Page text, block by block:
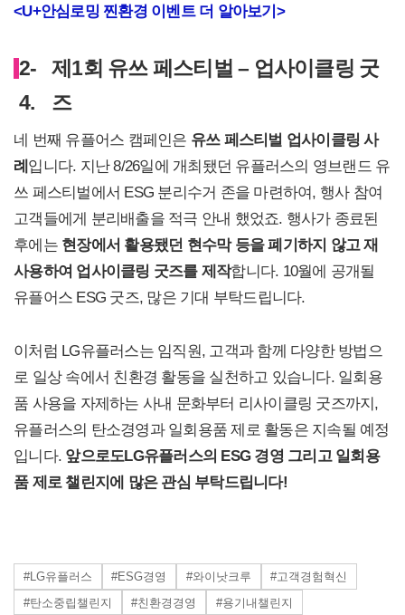
<U+안심로밍 찐환경 이벤트 더 알아보기>
2-
4.
제1회 유쓰 페스티벌 – 업사이클링 굿
즈
네 번째 유플어스 캠페인은 유쓰 페스티벌 업사이클링 사
례 입니다. 지난 8/26일에 개최됐던 유플러스의 영브랜드 유
쓰 페스티벌에서 ESG 분리수거 존을 마련하여, 행사 참여
고객들에게 분리배출을 적극 안내 했었죠. 행사가 종료된
후에는 현장에서 활용됐던 현수막 등을 폐기하지 않고 재
사용하여 업사이클링 굿즈를 제작합니다. 10월에 공개될
유플어스 ESG 굿즈, 많은 기대 부탁드립니다.
이처럼 LG유플러스는 임직원, 고객과 함께 다양한 방법으
로 일상 속에서 친환경 활동을 실천하고 있습니다. 일회용
품 사용을 자제하는 사내 문화부터 리사이클링 굿즈까지,
유플러스의 탄소경영과 일회용품 제로 활동은 지속될 예정
입니다. 앞으로도LG유플러스의 ESG 경영 그리고 일회용
품 제로 챌린지에 많은 관심 부탁드립니다!
#LG유플러스 #ESG경영 #와이낫크루
#고객경험혁신
#탄소중립챌린지
#친환경경영
#용기내챌린지